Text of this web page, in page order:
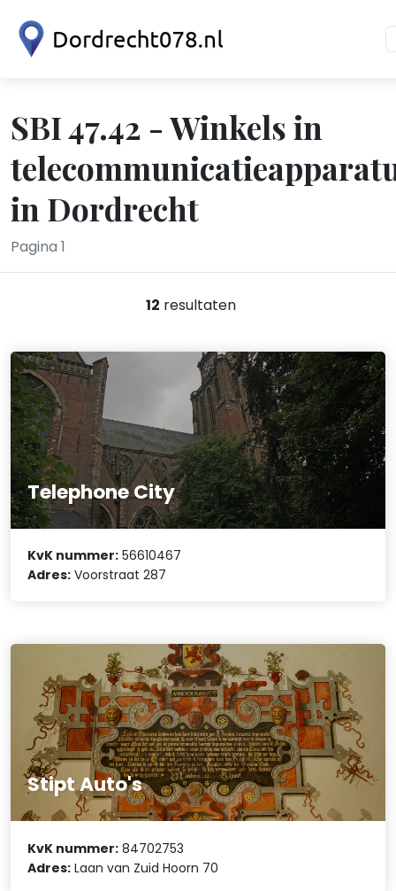
SBI 47.42 - Winkels in
in Dordrecht
Pagina 1
12 resultaten
Telephone City
KvK nummer: 56610467
Adres: Voorstraat 287
Stipt Auto's
KvK nummer: 84702753
Adres: Laan van Zuid Hoorn 70